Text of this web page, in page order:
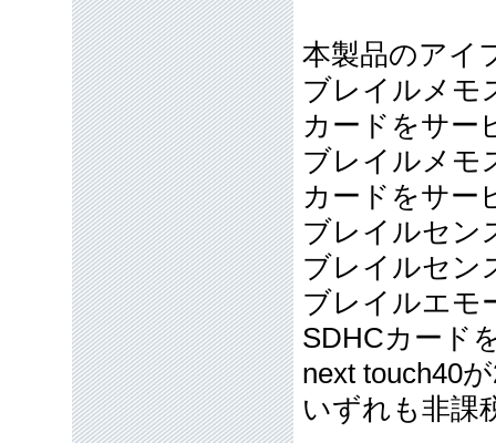
本製品のアイ
ブレイルメモ
カードをサー
ブレイルメモ
カードをサー
ブレイルセン
ブレイルセン
ブレイルエモ
SDHCカード
next touch40
いずれも非課